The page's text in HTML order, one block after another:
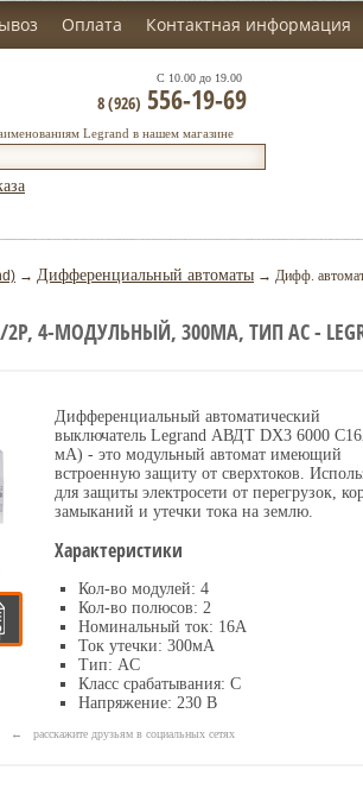
Оплата Контактная информация
Legrand в нашем магазине
С 10.00 до 19.00
8 (926) 556-19-69
→ Дифференциальный автоматы → Дифф.
4-МОДУЛЬНЫЙ, 300МА, ТИП АС -
Дифференциальный автоматический
выключатель Legrand АВДТ DX3 6000
мА) - это модульный автомат имеющий
встроенную защиту от сверхтоков.
для защиты электросети от перегрузок,
замыканий и утечки тока на землю.
Характеристики
Кол-во модулей: 4
Кол-во полюсов: 2
Номинальный ток: 16А
Ток утечки: 300мА
Тип: AС
Класс срабатывания: С
Напряжение: 230 В
← расскажите друзьям в социальных сетях